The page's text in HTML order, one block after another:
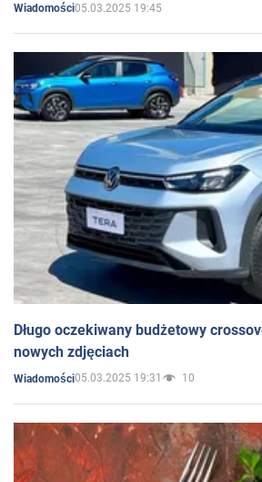
Wiadomości05.03.2025 19:45
Długo oczekiwany budżetowy
nowych zdjęciach
Wiadomości05.03.2025 19:31 10